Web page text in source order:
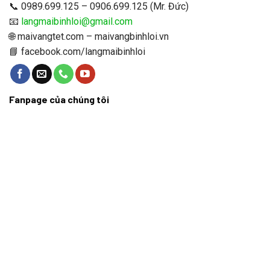
📞 0989.699.125 – 0906.699.125 (Mr. Đức)
📧 langmaibinhloi@gmail.com
🌐 maivangtet.com – maivangbinhloi.vn
📘 facebook.com/langmaibinhloi
Fanpage của chúng tôi